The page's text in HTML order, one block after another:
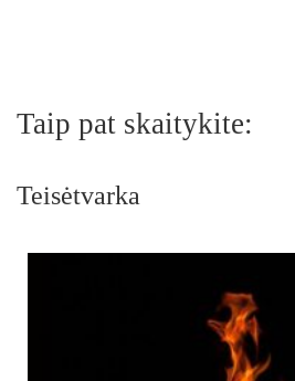
Taip pat skaitykite:
Teisėtvarka